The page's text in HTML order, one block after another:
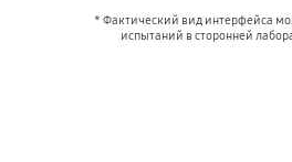
* Фактический вид интерфейса
испытаний в сторонней